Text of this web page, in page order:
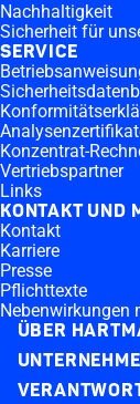
Nachhaltigkeit
Sicherheit für
SERVICE
Konzentrat-
Vertriebspartner
Links
KONTAKT UND
Kontakt
Karriere
Presse
Pflichttexte
Nebenwirkungen
ÜBER